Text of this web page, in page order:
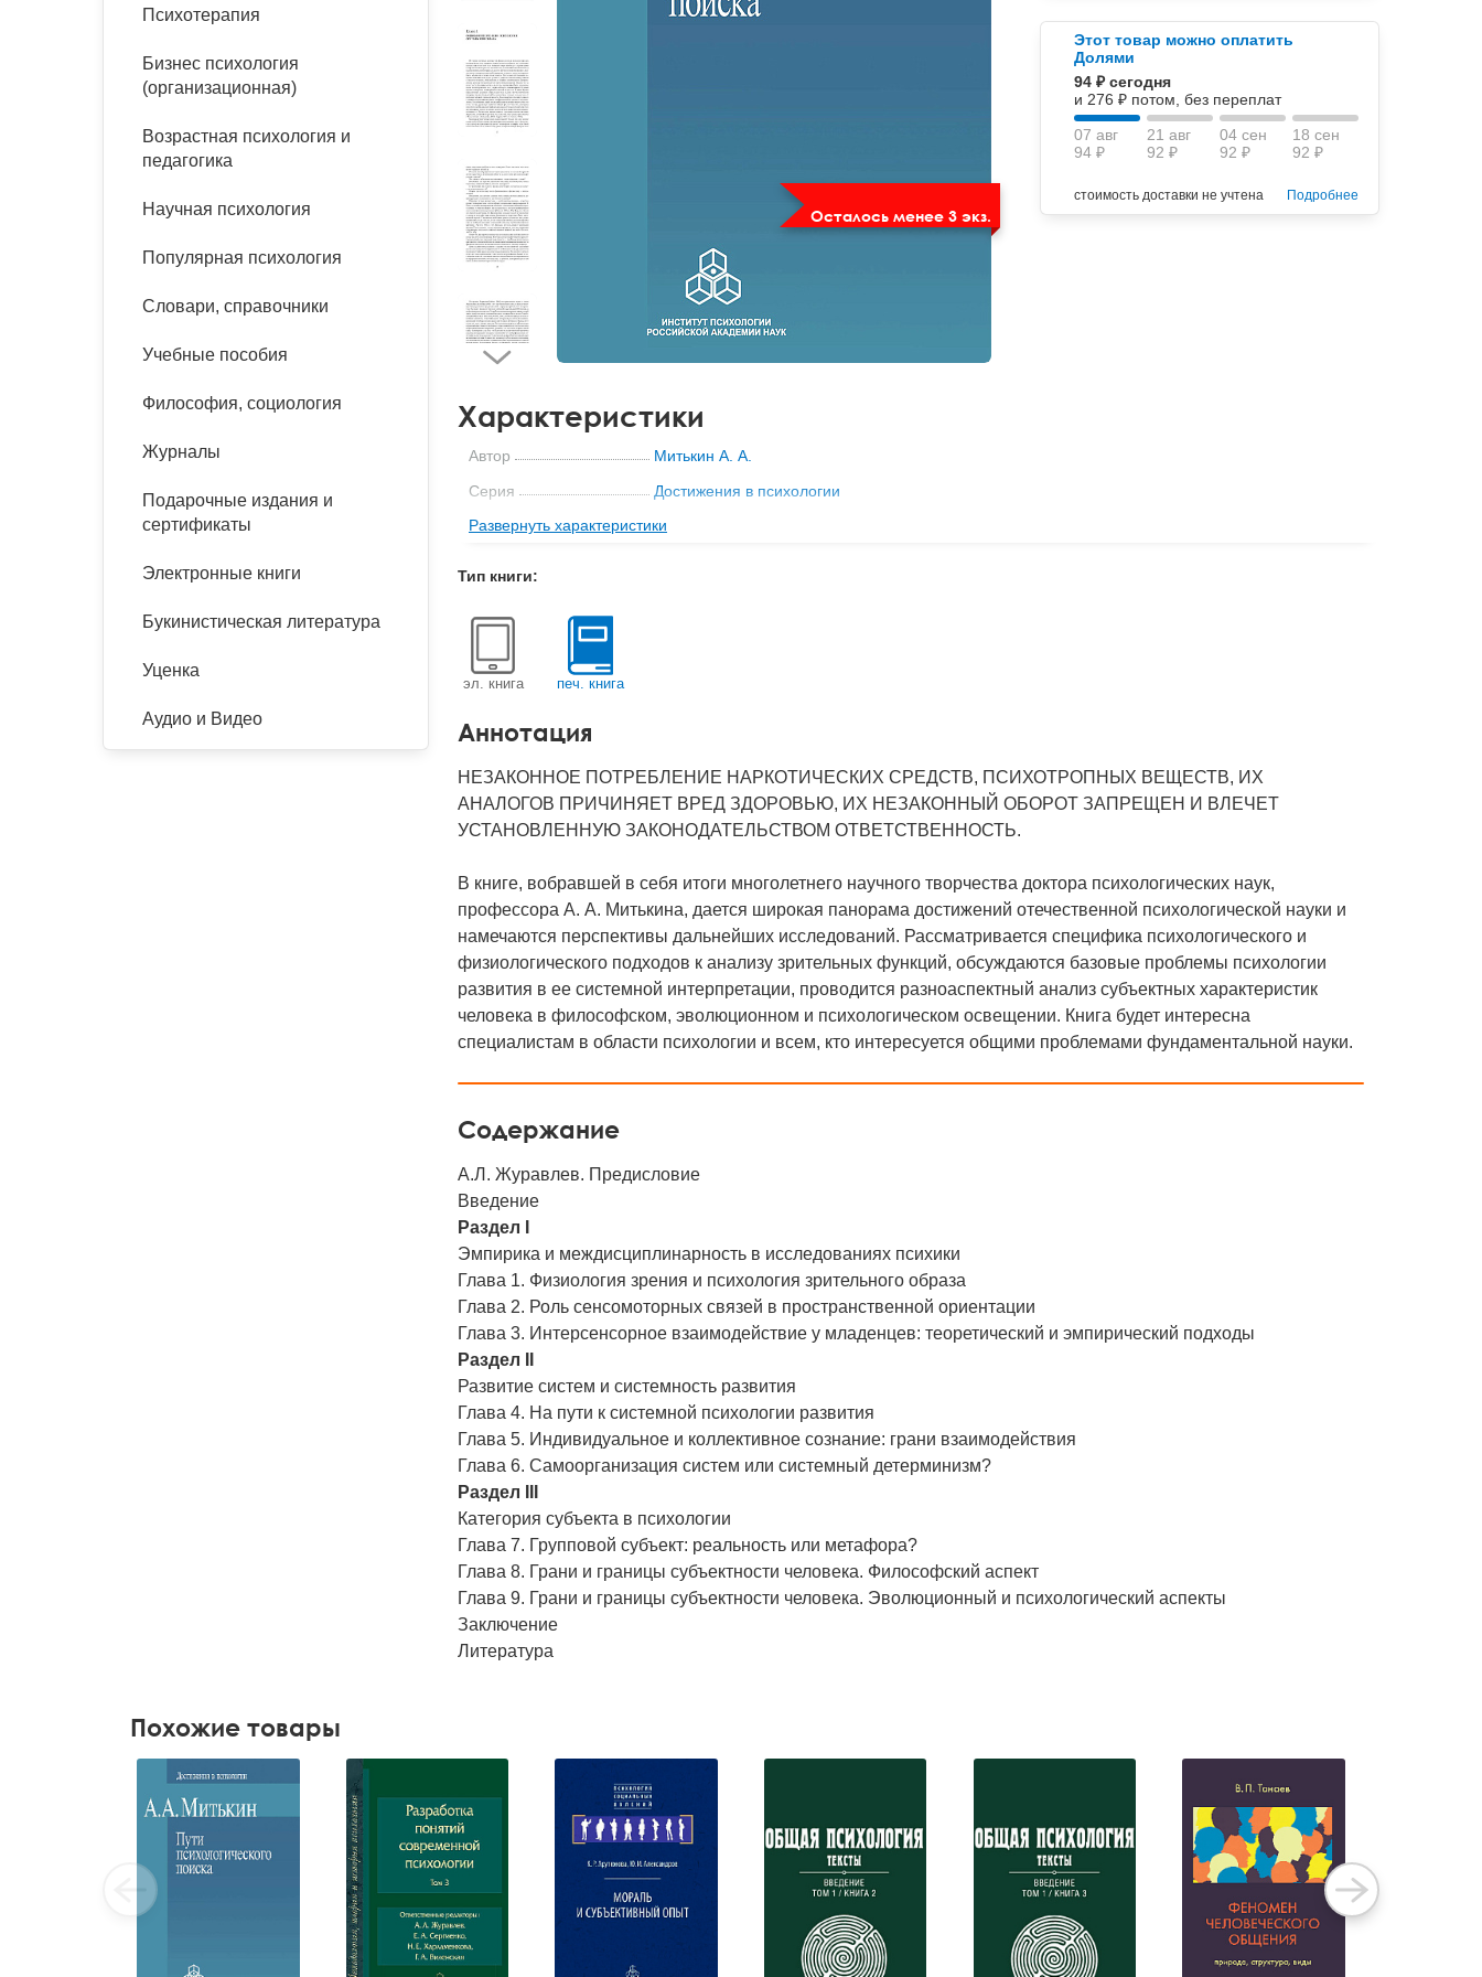
панические атаки
Психодрама
Сказкотерапия
психотерапии
Классический, эриксоновский
эргономика
Социальная психология
Психология развития
организационная психология
психоанализ
Осталось менее 3 экз.
Этот товар можно оплатить
Долями
94 ₽ сегодня
и 276 ₽ потом, без переплат
07 авг
94 ₽
21 авг
92 ₽
04 сен
92 ₽
18 сен
92 ₽
стоимость доставки не учтена Подробнее
Характеристики
Автор
Митькин А. А.
Серия
Достижения в психологии
Издательство
ИП РАН
Тип обложки
Кол-во стр
ISBN
Код
17070
Развернуть характеристики
Тип книги:
эл. книга печ. книга
Аннотация
НЕЗАКОННОЕ ПОТРЕБЛЕНИЕ НАРКОТИЧЕСКИХ СРЕДСТВ, ПСИХОТРОПНЫХ ВЕЩЕСТВ, ИХ
АНАЛОГОВ ПРИЧИНЯЕТ ВРЕД ЗДОРОВЬЮ, ИХ НЕЗАКОННЫЙ ОБОРОТ ЗАПРЕЩЕН И ВЛЕЧЕТ
УСТАНОВЛЕННУЮ ЗАКОНОДАТЕЛЬСТВОМ ОТВЕТСТВЕННОСТЬ.
В книге, вобравшей в себя итоги многолетнего научного творчества доктора психологических наук,
профессора А. А. Митькина, дается широкая панорама достижений отечественной психологической науки и
намечаются перспективы дальнейших исследований. Рассматривается специфика психологического и
физиологического подходов к анализу зрительных функций, обсуждаются базовые проблемы психологии
развития в ее системной интерпретации, проводится разноаспектный анализ субъектных характеристик
человека в философском, эволюционном и психологическом освещении. Книга будет интересна
специалистам в области психологии и всем, кто интересуется общими проблемами фундаментальной науки.
Содержание
А.Л. Журавлев. Предисловие
Введение
Раздел I
Эмпирика и междисциплинарность в исследованиях психики
Глава 1. Физиология зрения и психология зрительного образа
Глава 2. Роль сенсомоторных связей в пространственной ориентации
Глава 3. Интерсенсорное взаимодействие у младенцев: теоретический и эмпирический подходы
Раздел II
Развитие систем и системность развития
Глава 4. На пути к системной психологии развития
Глава 5. Индивидуальное и коллективное сознание: грани взаимодействия
Глава 6. Самоорганизация систем или системный детерминизм?
Раздел III
Категория субъекта в психологии
Глава 7. Групповой субъект: реальность или метафора?
Глава 8. Грани и границы субъектности человека. Философский аспект
Глава 9. Грани и границы субъектности человека. Эволюционный и психологический аспекты
Заключение
Литература
Психотерапия
Бизнес психология
(организационная)
Возрастная психология и
педагогика
Научная психология
Популярная психология
Словари, справочники
Учебные пособия
Философия, социология
Журналы
Подарочные издания и
сертификаты
Электронные книги
Букинистическая литература
Уценка
Аудио и Видео
Похожие товары